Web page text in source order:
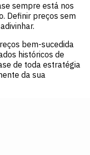
sempre está nos
Definir preços sem
bem-sucedida
históricos de
de toda estratégia
da sua